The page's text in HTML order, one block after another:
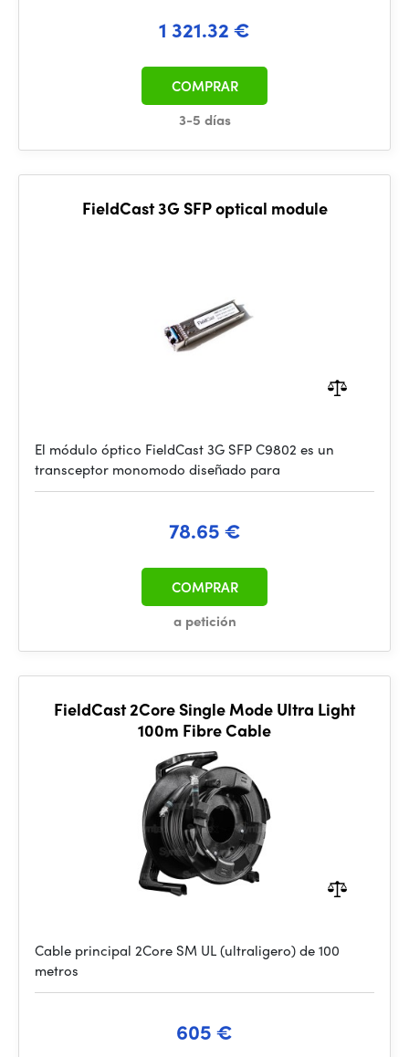
1 321.32 €
3-5 días
COMPRAR
FieldCast 3G SFP optical module
El módulo óptico FieldCast 3G SFP C9802 es un
transceptor monomodo diseñado para
78.65 €
a petición
COMPRAR
FieldCast 2Core Single Mode Ultra Light
100m Fibre Cable
Cable principal 2Core SM UL (ultraligero) de 100
metros
605 €